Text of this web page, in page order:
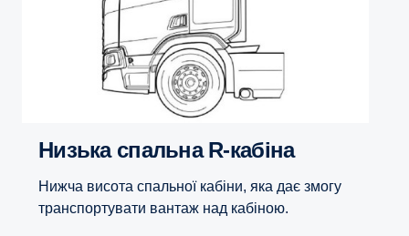
Низька спальна R-кабіна
Нижча висота спальної кабіни, яка дає змогу
транспортувати вантаж над кабіною.